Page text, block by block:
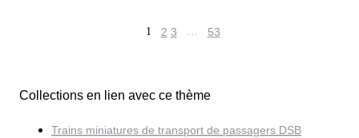
1 2 3 … 53
Collections en lien avec ce thème
Trains miniatures de transport de passagers DSB